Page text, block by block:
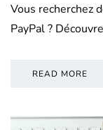
Vous recherchez
PayPal ?
READ MORE